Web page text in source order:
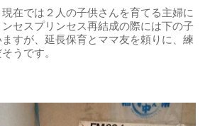
在では２人の子供さんを育てる主婦に
セスプリンセス再結成の際には下の子
すが、延長保育とママ友を頼りに、練
うです。